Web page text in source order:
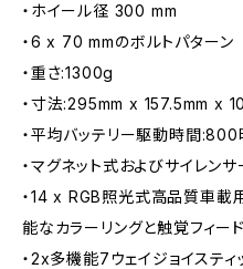
・ホイール径 300 mm
・6 x 70 mmのボルトパターン
・重さ:1300g
・寸法:295mm x 157.5mm x
・平均バッテリー駆動時間
・マグネット式およびサイレン
・14 x RGB照光式高品質車載
能なカラーリングと触覚フィー
・2x多機能7ウェイジョイスティ